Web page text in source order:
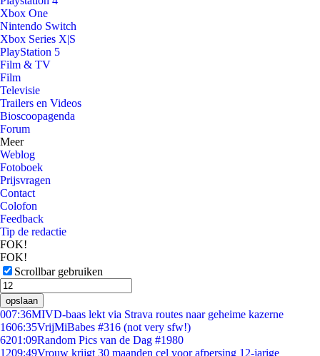
Xbox One
Nintendo Switch
Xbox Series X|S
PlayStation 5
Film & TV
Film
Televisie
Trailers en Videos
Bioscoopagenda
Forum
Meer
Weblog
Fotoboek
Prijsvragen
Contact
Colofon
Feedback
Tip de redactie
FOK!
FOK!
Scrollbar gebruiken
opslaan
007:36MIVD-baas lekt via Strava routes naar geheime kazerne
1606:35VrijMiBabes #316 (not very sfw!)
6201:09Random Pics van de Dag #1980
1209:49Vrouw krijgt 30 maanden cel voor afpersing 12-jarige